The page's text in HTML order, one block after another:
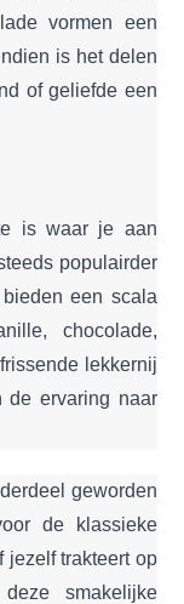
vormen een
is het delen
of geliefde een
is waar je aan
populairder
een scala
chocolade,
lekkernij
de ervaring naar
geworden
de klassieke
jezelf trakteert op
smakelijke